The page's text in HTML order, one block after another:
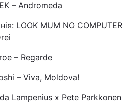
– Andromeda
LOOK MUM NO COMPUTER
– Regarde
– Viva, Moldova!
Lampenius x Pete Parkkonen